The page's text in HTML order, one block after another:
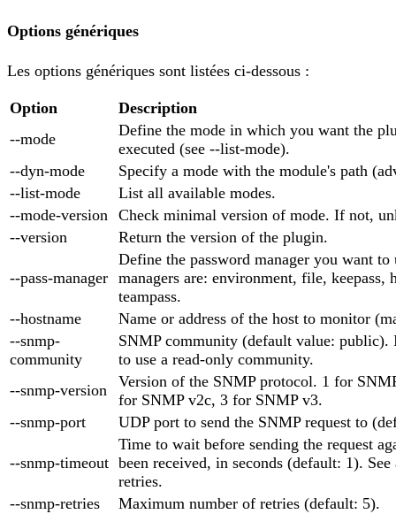
Options génériques
Les options génériques sont listées ci-dessous :
Option
Description
--mode
Define the mode in which you want the
executed (see --list-mode).
--dyn-mode
Specify a mode with the module's path
--list-mode
List all available modes.
--mode-version
Check minimal version of mode. If not,
--version
Return the version of the plugin.
--pass-manager
Define the password manager you want to
managers are: environment, file, keepass,
teampass.
--hostname
Name or address of the host to monitor
--snmp-
community
SNMP community (default value: public).
to use a read-only community.
--snmp-version
Version of the SNMP protocol. 1 for
for SNMP v2c, 3 for SNMP v3.
--snmp-port
UDP port to send the SNMP request to
--snmp-timeout
Time to wait before sending the request
been received, in seconds (default: 1).
retries.
--snmp-retries
Maximum number of retries (default: 5).